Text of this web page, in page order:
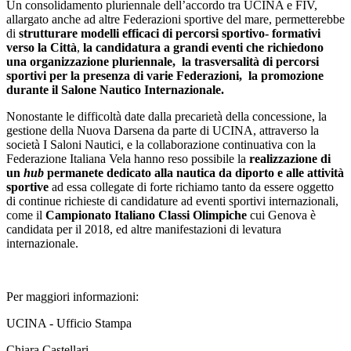
Un consolidamento pluriennale dell’accordo tra UCINA e FIV,
allargato anche ad altre Federazioni sportive del mare, permetterebbe
di strutturare modelli efficaci di percorsi sportivo- formativi
verso la Città, la candidatura a grandi eventi che richiedono
una organizzazione pluriennale, la trasversalità di percorsi
sportivi per la presenza di varie Federazioni, la promozione
durante il Salone Nautico Internazionale.
Nonostante le difficoltà date dalla precarietà della concessione, la
gestione della Nuova Darsena da parte di UCINA, attraverso la
società I Saloni Nautici, e la collaborazione continuativa con la
Federazione Italiana Vela hanno reso possibile la realizzazione di
un hub permanete dedicato alla nautica da diporto e alle attività
sportive ad essa collegate di forte richiamo tanto da essere oggetto
di continue richieste di candidature ad eventi sportivi internazionali,
come il Campionato Italiano Classi Olimpiche cui Genova è
candidata per il 2018, ed altre manifestazioni di levatura
internazionale.
Per maggiori informazioni:
UCINA - Ufficio Stampa